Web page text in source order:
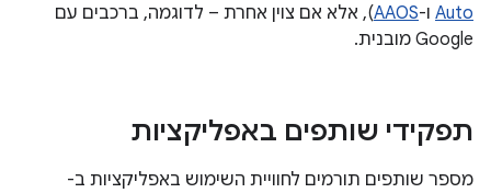
Auto ו-AAOS), אלא אם צוין אחרת – לדוגמה, ברכבים עם
Google מובנית.
תפקידי שותפים באפליקציות
מספר שותפים תורמים לחוויית השימוש באפליקציות ב-